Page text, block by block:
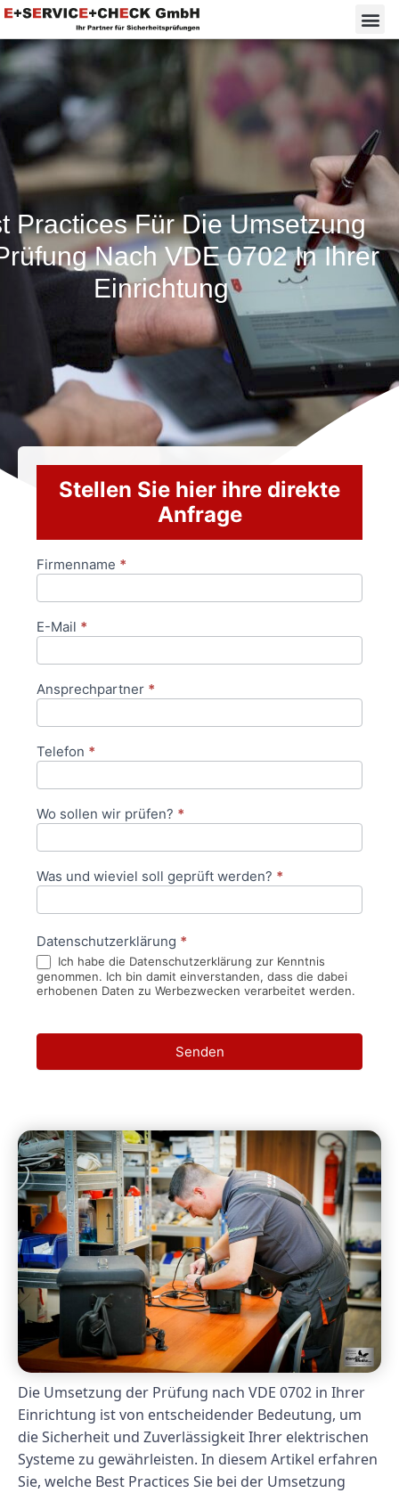
Practices Für Die Umsetzung
Nach VDE 0702 In Ihrer
Einrichtung
Stellen Sie hier ihre direkte
Anfrage
Anfrageformular
Firmenname *
E-Mail *
Ansprechpartner *
Telefon *
Wo sollen wir prüfen? *
Was und wieviel soll geprüft werden? *
Datenschutzerklärung *
Ich habe die Datenschutzerklärung zur Kenntnis
genommen. Ich bin damit einverstanden, dass die dabei
erhobenen Daten zu Werbezwecken verarbeitet werden.
Senden
Die Umsetzung der Prüfung nach VDE 0702 in Ihrer
Einrichtung ist von entscheidender Bedeutung, um
die Sicherheit und Zuverlässigkeit Ihrer elektrischen
Systeme zu gewährleisten. In diesem Artikel erfahren
Sie, welche Best Practices Sie bei der Umsetzung